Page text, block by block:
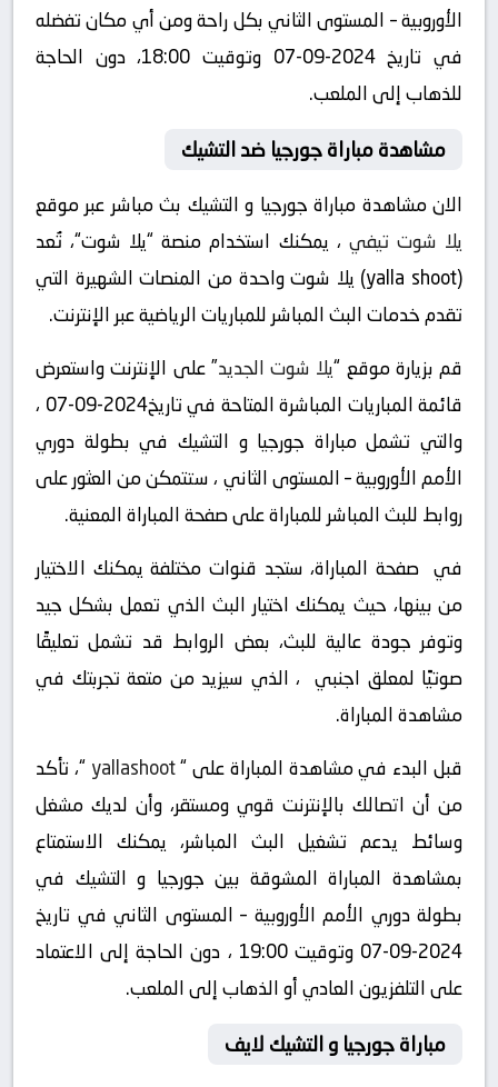
الأوروبية – المستوى الثاني بكل راحة ومن أي مكان تفضله
في تاريخ 2024-09-07 وتوقيت 18:00، دون الحاجة
للذهاب إلى الملعب.
مشاهدة مباراة جورجيا ضد التشيك
الان مشاهدة مباراة جورجيا و التشيك بث مباشر عبر موقع
يلا شوت تيفي ، يمكنك استخدام منصة “يلا شوت“، تُعد
(yalla shoot) يلا شوت واحدة من المنصات الشهيرة التي
تقدم خدمات البث المباشر للمباريات الرياضية عبر الإنترنت.
قم بزيارة موقع “يلا شوت الجديد” على الإنترنت واستعرض
قائمة المباريات المباشرة المتاحة في تاريخ2024-09-07 ،
والتي تشمل مباراة جورجيا و التشيك في بطولة دوري
الأمم الأوروبية – المستوى الثاني ، ستتمكن من العثور على
روابط للبث المباشر للمباراة على صفحة المباراة المعنية.
في صفحة المباراة، ستجد قنوات مختلفة يمكنك الاختيار
من بينها، حيث يمكنك اختيار البث الذي تعمل بشكل جيد
وتوفر جودة عالية للبث، بعض الروابط قد تشمل تعليقًا
صوتيًا لمعلق اجنبي ، الذي سيزيد من متعة تجربتك في
مشاهدة المباراة.
قبل البدء في مشاهدة المباراة على “yallashoot
“، تأكد
من أن اتصالك بالإنترنت قوي ومستقر، وأن لديك مشغل
وسائط يدعم تشغيل البث المباشر، يمكنك الاستمتاع
بمشاهدة المباراة المشوقة بين جورجيا و التشيك في
بطولة دوري الأمم الأوروبية – المستوى الثاني في تاريخ
2024-09-07 وتوقيت 19:00 ، دون الحاجة إلى الاعتماد
على التلفزيون العادي أو الذهاب إلى الملعب.
مباراة جورجيا و التشيك لايف